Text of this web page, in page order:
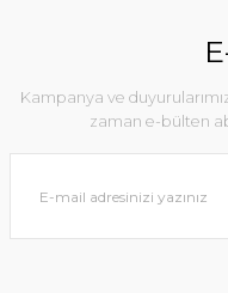
Kampanya ve
zaman e-bülten